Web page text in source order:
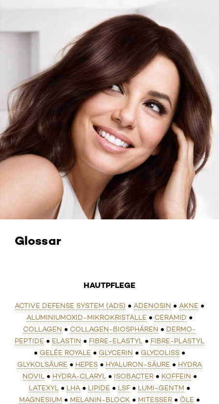
Glossar
HAUTPFLEGE
ACTIVE DEFENSE SYSTEM (ADS) ● ADENOSIN ● AKNE ●
ALUMINIUMOXID-MIKROKRISTALLE ● CERAMID ●
COLLAGEN ● COLLAGEN-BIOSPHÄREN ● DERMO-
PEPTIDE ● ELASTIN ● FIBRE-ELASTYL ● FIBRE-PLASTYL
● GELÉE ROYALE ● GLYCERIN ● GLYCOLISS ●
GLYKOLSÄURE ● HEPES ● HYALURON-SÄURE ● HYDRA
NOVIL
● HYDRA-CLARYL ● ISOBACTER● KOFFEIN ●
LATEXYL
● LHA ● LIPIDE ● LSF ● LUMI-GENTM ●
MAGNESIUM ● MELANIN-BLOCK ● MITESSER ● ÖLE ●